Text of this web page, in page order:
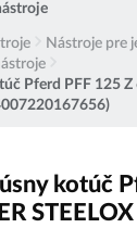
Nástroje pre
Pferd PFF 125 Z
kotúč